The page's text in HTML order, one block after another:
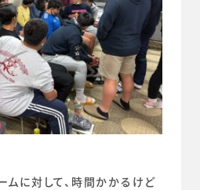
ムに対して、時間かかるけど